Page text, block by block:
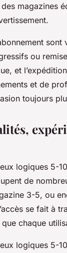
magazines
ou
et
et de
toujours
logiques 5-
de
3-5, ou
se fait à
chaque
logiques 5-